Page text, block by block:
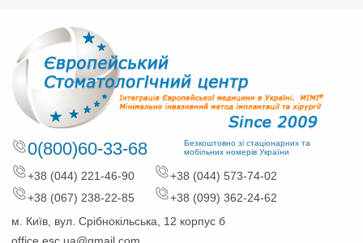
0(800)60-33-68
Безкоштовно зі стаціонарних та
мобільних номерів України
+38 (044) 221-46-90
+38 (044) 573-74-02
+38 (067) 238-22-85
+38 (099) 362-24-62
м. Київ, вул. Срібнокільська, 12 корпус б